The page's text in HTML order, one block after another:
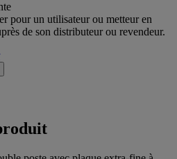
pour un utilisateur ou metteur en
de son distributeur ou revendeur.